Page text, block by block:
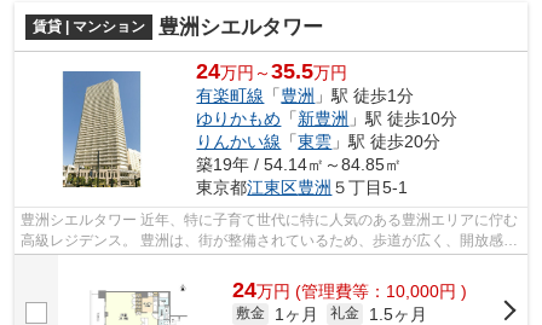
賃貸 | マンション 豊洲シエルタワー
24万円～35.5万円
有楽町線 「豊洲 」駅 徒歩1分
ゆりかもめ 「新豊洲 」駅 徒歩10分
りんかい線 「東雲 」駅 徒歩20分
築19年 / 54.14㎡～84.85㎡
東京都江東区豊洲 ５丁目5-1
豊洲シエルタワー 近年、特に子育て世代に特に人気のある豊洲エリアに佇む
高級レジデンス。 豊洲は、街が整備されているため、歩道が広く、開放感の
24万円 (管理費等：10,000円 )
敷金 1ヶ月 礼金
1.5ヶ月